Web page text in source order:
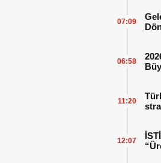
07:09
06:58
11:20
12:07